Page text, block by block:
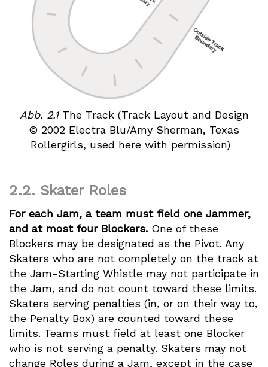
Abb. 2.1 The Track (Track Layout and Design
© 2002 Electra Blu/Amy Sherman, Texas
Rollergirls, used here with permission)
2.2. Skater Roles
For each Jam, a team must field one Jammer,
and at most four Blockers. One of these
Blockers may be designated as the Pivot. Any
Skaters who are not completely on the track at
the Jam-Starting Whistle may not participate in
the Jam, and do not count toward these limits.
Skaters serving penalties (in, or on their way to,
the Penalty Box) are counted toward these
limits. Teams must field at least one Blocker
who is not serving a penalty. Skaters may not
change Roles during a Jam, except in the case